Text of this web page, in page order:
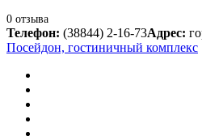
0 отзыва
Телефон: (38844) 2-16-73Адрес:
Посейдон, гостиничный комплекс